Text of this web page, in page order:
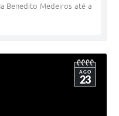
Benedito Medeiros até a
AGO
23